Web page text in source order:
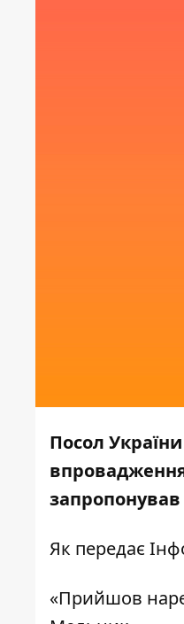
Посол
запропонував
Як передає
«Прийшов